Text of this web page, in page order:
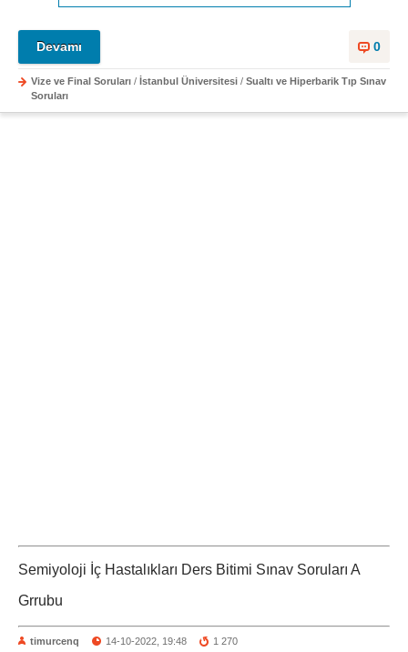
0
Devamı
Vize ve Final Soruları / İstanbul Üniversitesi / Sualtı ve Hiperbarik Tıp Sınav
Soruları
Semiyoloji İç Hastalıkları Ders Bitimi Sınav Soruları A
Grrubu
timurcenq 14-10-2022, 19:48 1 270